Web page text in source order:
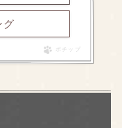
グ
ポチップ